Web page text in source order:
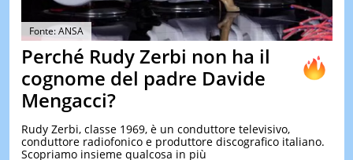
QUIZ
&
TEST
DI
Fonte: ANSA
Perché Rudy Zerbi non ha il
cognome del padre Davide
Mengacci?
Rudy Zerbi, classe 1969, è un conduttore televisivo,
conduttore radiofonico e produttore discografico italiano.
Scopriamo insieme qualcosa in più